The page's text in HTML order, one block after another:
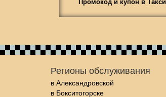
Регионы обслуживания
в Александровской
в Бокситогорске